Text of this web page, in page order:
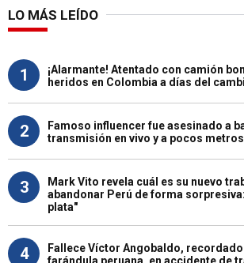
LO MÁS LEÍDO
1
¡Alarmante! Atentado con camión
heridos en Colombia a días del
2
Famoso influencer fue asesinado a
transmisión en vivo y a pocos
3
Mark Vito revela cuál es su nuevo
abandonar Perú de forma
plata"
4
Fallece Víctor Angobaldo,
farándula peruana, en accidente de